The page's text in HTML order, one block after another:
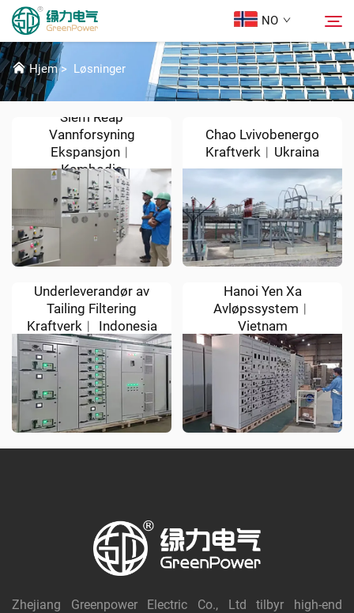
NO
Produkter
Nyheter
Løsninger
Last Ned
Kontakt Oss
LØSNINGER
Hjem> Løsninger
Siem Reap
Vannforsyning
Ekspansjon︱
Kambodja
Chao Lvivobenergo
Kraftverk︱Ukraina
Underleverandør av
Tailing Filtering
Kraftverk︱ Indonesia
Hanoi Yen Xa
Avløpssystem︱
Vietnam
Zhejiang Greenpower Electric Co., Ltd tilbyr high-end